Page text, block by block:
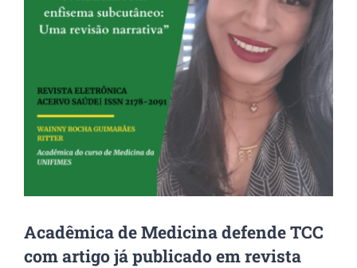
Acadêmica de Medicina defende TCC
com artigo já publicado em revista